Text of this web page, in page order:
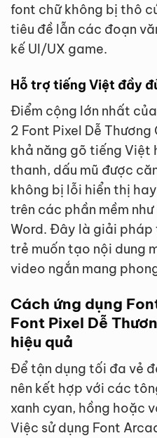
font chữ không bị thô
tiêu đề lẫn các đoạn
kế UI/UX game.
Hỗ trợ tiếng Việt đầy
Điểm cộng lớn nhất
2 Font Pixel Dễ
khả năng gõ tiếng Việt
thanh, dấu mũ được
không bị lỗi hiển thị
trên các phần mềm
Word. Đây là giải
trẻ muốn tạo nội dung
video ngắn mang
Cách ứng dụng
Font Pixel Dễ
hiệu quả
Để tận dụng tối đa vẻ
nên kết hợp với các
xanh cyan, hồng hoặc
Việc sử dụng Font